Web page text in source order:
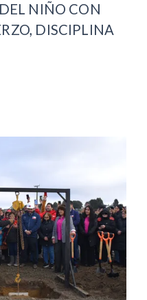
NIÑO CON
DISCIPLINA